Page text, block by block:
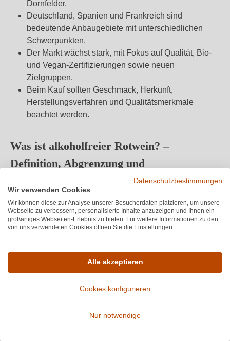
Dornfelder.
Deutschland, Spanien und Frankreich sind
bedeutende Anbaugebiete mit unterschiedlichen
Schwerpunkten.
Der Markt wächst stark, mit Fokus auf Qualität, Bio-
und Vegan-Zertifizierungen sowie neuen
Zielgruppen.
Beim Kauf sollten Geschmack, Herkunft,
Herstellungsverfahren und Qualitätsmerkmale
beachtet werden.
Was ist alkoholfreier Rotwein? –
Definition, Abgrenzung und
Alkoholfreier Rotweinist ein Wein, der weniger als 0,5
Volumenprozent Alkohol enthält, meist sogar unter 0,3
Prozent. Diese geringe Restmenge ist technisch bedingt
Früchten.
Rechtlich dürfen alle Getränke mit weniger als 0,5 % vol.
" beworben werden. Diese
Grenze gilt europaweit. Ein kompletter Alkoholentzug
würde die Aromastruktur des Weins zu stark
Erweiterte Suche
Datenschutzbestimmungen
Wir verwenden Cookies
Wir können diese zur Analyse unserer Besucherdaten platzieren, um unsere
Webseite zu verbessern, personalisierte Inhalte anzuzeigen und Ihnen ein
großartiges Webseiten-Erlebnis zu bieten. Für weitere Informationen zu den
von uns verwendeten Cookies öffnen Sie die Einstellungen.
Alle akzeptieren
Cookies konfigurieren
Nur notwendige